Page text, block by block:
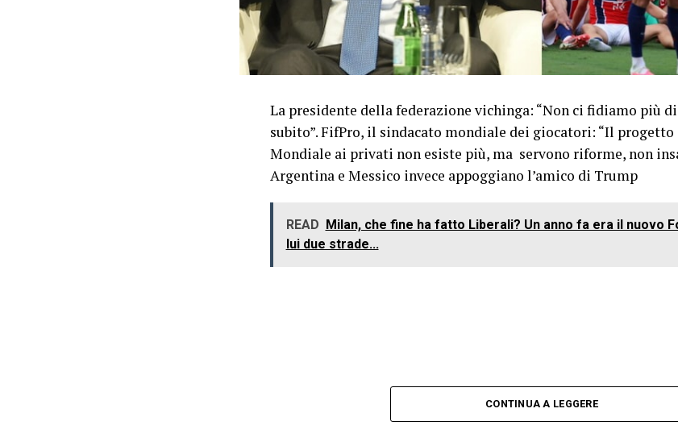
La presidente della federazione vichinga: “Non ci fidiamo più
subito”. FifPro, il sindacato mondiale dei giocatori: “Il
Mondiale ai privati non esiste più, ma servono riforme, non
Argentina e Messico invece appoggiano l’amico di Trump
READ Milan, che fine ha fatto Liberali? Un anno fa era il nuovo
lui due strade...
CONTINUA A LEGGERE